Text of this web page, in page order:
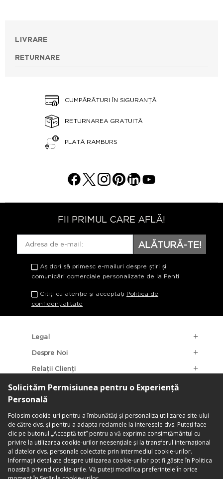
LIVRARE
RETURNARE
CUMPĂRĂTURI ÎN SIGURANȚĂ
RETURNAREA GRATUITĂ
PLATĂ RAMBURS
FII PRIMUL CARE AFLĂ!
ALĂTURĂ-TE!
Aș dori să primesc e-mailuri despre știri și
comunicări comerciale personalizate de la Penti
Citiți cu atenție și acceptați Politica de
confidențialitate
Legal
Despre Noi
Relații Clienți
Categorii Populare
Localizarea Magazinelor
contact@penti.com.ro